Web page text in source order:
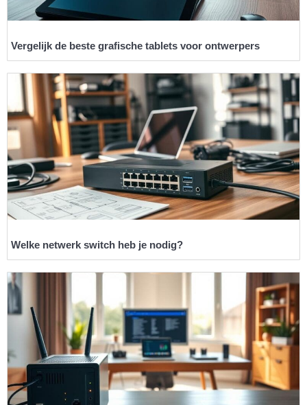
Vergelijk de beste grafische tablets voor ontwerpers
Welke netwerk switch heb je nodig?